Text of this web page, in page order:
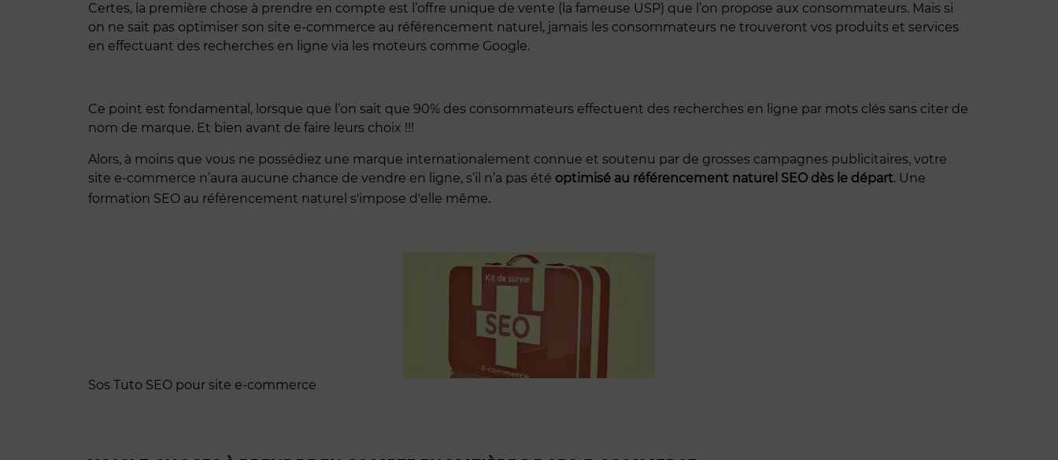
Certes, la première chose à prendre en compte est l’offre unique de vente (la fameuse USP) que l’on propose aux consommateurs. Mais si
on ne sait pas optimiser son site e-commerce au référencement naturel, jamais les consommateurs ne trouveront vos produits et services
en effectuant des recherches en ligne via les moteurs comme Google.
Ce point est fondamental, lorsque que l’on sait que 90% des consommateurs effectuent des recherches en ligne par mots clés sans citer de
nom de marque. Et bien avant de faire leurs choix !!!
Alors, à moins que vous ne possédiez une marque internationalement connue et soutenu par de grosses campagnes publicitaires, votre
site e-commerce n’aura aucune chance de vendre en ligne, s’il n’a pas été optimisé au référencement naturel SEO dès le départ. Une
formation SEO au référencement naturel s'impose d'elle même.
Sos Tuto SEO pour site e-commerce